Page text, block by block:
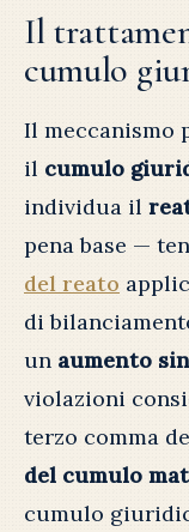
Il
cumulo
Il meccanismo
il cumulo
individua il
pena base —
del reato
di
un aumento
violazioni
terzo comma
del cumulo
cumulo